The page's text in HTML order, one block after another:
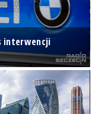
interwencji